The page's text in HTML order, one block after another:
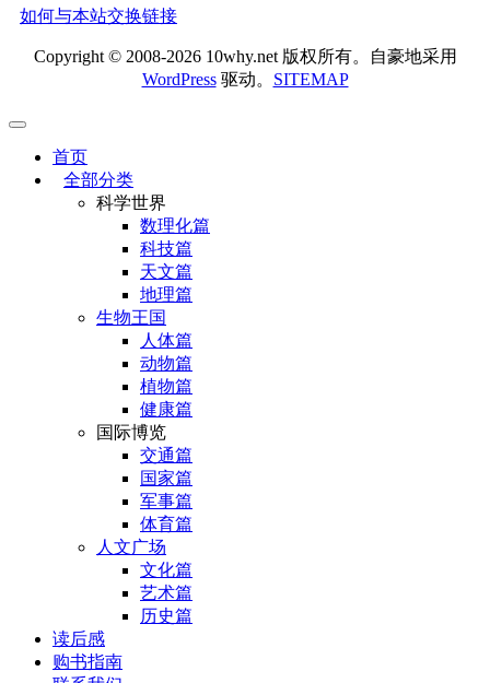
如何与本站交换链接
Copyright © 2008-2026 10why.net 版权所有。自豪地采用
WordPress驱动。 SITEMAP
首页
全部分类
科学世界
数理化篇
科技篇
天文篇
地理篇
生物王国
人体篇
动物篇
植物篇
健康篇
国际博览
交通篇
国家篇
军事篇
体育篇
人文广场
文化篇
艺术篇
历史篇
读后感
购书指南